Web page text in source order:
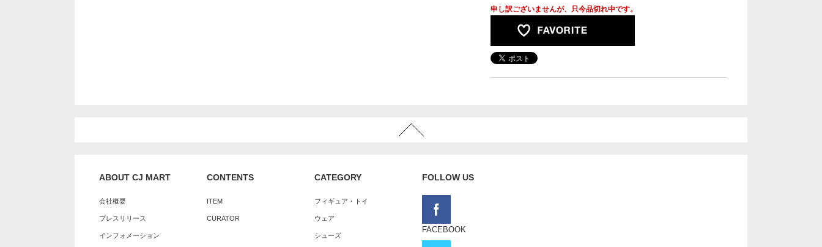
申し訳ございませんが、只今品切れ中です。
ABOUT CJ MART
会社概要
プレスリリース
インフォメーション
CONTENTS
ITEM
CURATOR
CATEGORY
フィギュア・トイ
ウェア
シューズ
FOLLOW US
FACEBOOK